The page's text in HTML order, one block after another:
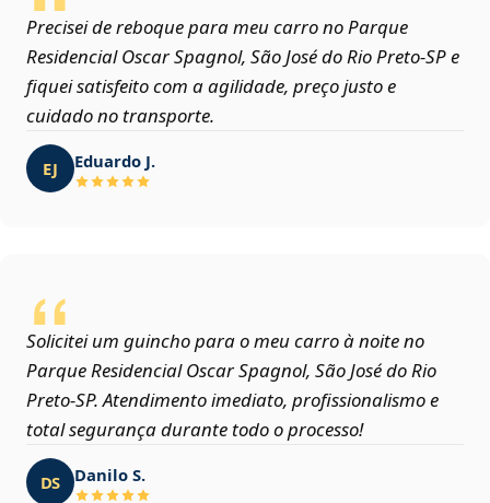
Precisei de reboque para meu carro no Parque
Residencial Oscar Spagnol, São José do Rio Preto‑SP e
fiquei satisfeito com a agilidade, preço justo e
cuidado no transporte.
EJ Eduardo J.
Solicitei um guincho para o meu carro à noite no
Parque Residencial Oscar Spagnol, São José do Rio
Preto‑SP. Atendimento imediato, profissionalismo e
total segurança durante todo o processo!
DS Danilo S.